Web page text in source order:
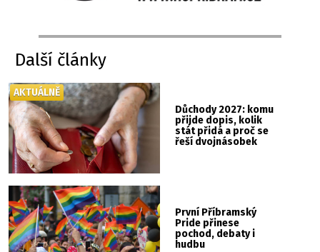
Další články
Důchody 2027: komu
přijde dopis, kolik
stát přidá a proč se
řeší dvojnásobek
AKTUÁLNĚ
První Příbramský
Pride přinese
pochod, debaty i
hudbu